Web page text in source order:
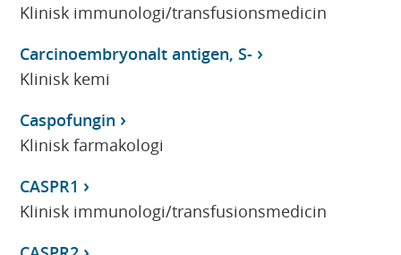
Klinisk immunologi/transfusionsmedicin
Carcinoembryonalt antigen, S-
Klinisk kemi
Caspofungin
Klinisk farmakologi
CASPR1
Klinisk immunologi/transfusionsmedicin